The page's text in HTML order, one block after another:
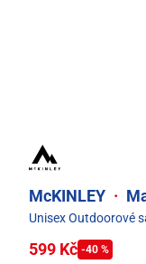
McKINLEY ·
Unisex Outdoorové
599 Kč -40 %